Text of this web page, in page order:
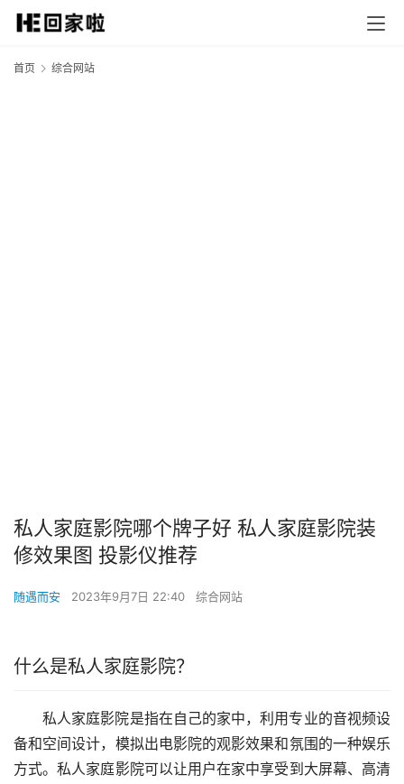
首页 综合网站
私人家庭影院哪个牌子好 私人家庭影院装
修效果图 投影仪推荐
随遇而安 2023年9月7日 22:40 综合网站
什么是私人家庭影院？
私人家庭影院是指在自己的家中，利用专业的音视频设
备和空间设计，模拟出电影院的观影效果和氛围的一种娱乐
方式。私人家庭影院可以让用户在家中享受到大屏幕、高清